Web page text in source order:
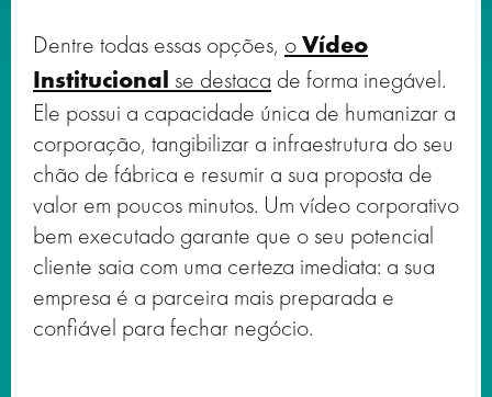
Dentre todas essas opções, oVídeo
Institucional se destaca de forma inegável.
Ele possui a capacidade única de humanizar a
corporação, tangibilizar a infraestrutura do seu
chão de fábrica e resumir a sua proposta de
valor em poucos minutos. Um vídeo corporativo
bem executado garante que o seu potencial
cliente saia com uma certeza imediata: a sua
empresa é a parceira mais preparada e
confiável para fechar negócio.